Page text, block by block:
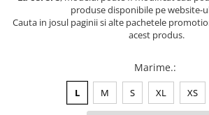
Sepci personalizate
Seturi cadou pentru copii KID's Collection
produse disponibile pe website-
Cauta in josul paginii si alte pachetele
acest produs.
Marime.:
L M S XL XS